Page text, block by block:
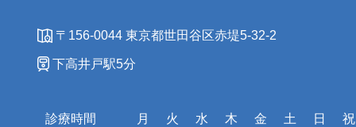
〒156-0044 東京都世田谷区赤堤5-32-2
下高井戸駅5分
診療時間 月 火 水 木 金 土 日 祝